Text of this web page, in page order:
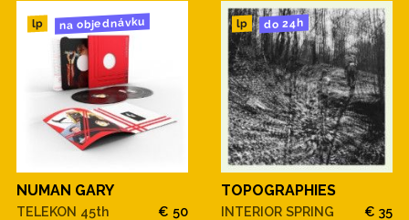
lp na objednávku
NUMAN GARY
TELEKON 45th € 50
lp do 24h
TOPOGRAPHIES
INTERIOR SPRING € 35